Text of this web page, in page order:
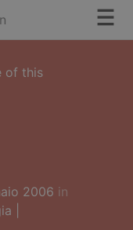
of this
2006 in